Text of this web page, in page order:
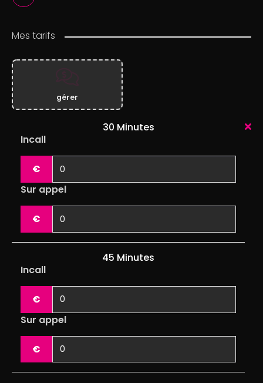
Mes tarifs
gérer
30 Minutes
Incall
€
Sur appel
€
45 Minutes
Incall
€
Sur appel
€